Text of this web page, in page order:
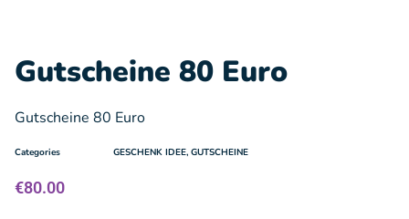
Gutscheine 80 Euro
Gutscheine 80 Euro
Categories GESCHENK IDEE, GUTSCHEINE
€80.00